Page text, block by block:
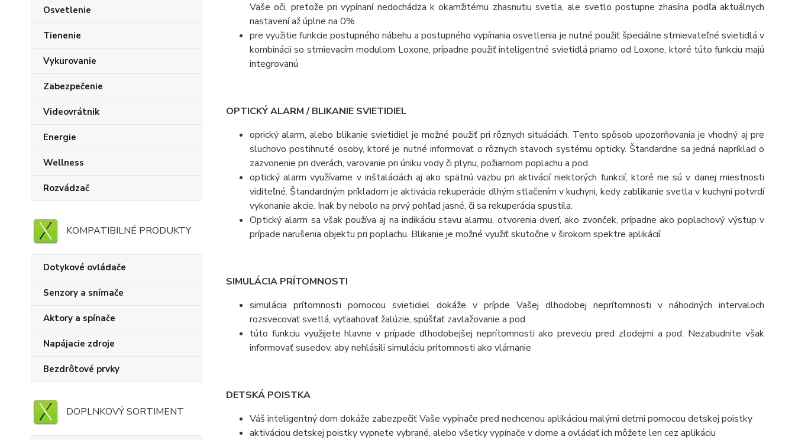
Osvetlenie
Tienenie
Vykurovanie
Zabezpečenie
Videovrátnik
Energie
Wellness
Rozvádzač
KOMPATIBILNÉ PRODUKTY
Dotykové ovládače
Senzory a snímače
Aktory a spínače
Napájacie zdroje
Bezdrôtové prvky
DOPLNKOVÝ SORTIMENT
Vaše oči, pretože pri vypínaní nedochádza k okamžitému zhasnutiu svetla, ale svetlo postupne zhasína podľa aktuálnych
nastavení až úplne na 0%
pre využitie funkcie postupného nábehu a postupného vypínania osvetlenia je nutné použiť špeciálne stmievateľné svietidlá v
kombinácii so stmievacím modulom Loxone, prípadne použiť inteligentné svietidlá priamo od Loxone, ktoré túto funkciu majú
integrovanú
OPTICKÝ ALARM / BLIKANIE SVIETIDIEL
oprický alarm, alebo blikanie svietidiel je možné použiť pri rôznych situáciách. Tento spôsob upozorňovania je vhodný aj pre
sluchovo postihnuté osoby, ktoré je nutné informovať o rôznych stavoch systému opticky. Štandardne sa jedná napríklad o
zazvonenie pri dverách, varovanie pri úniku vody či plynu, požiarnom poplachu a pod.
optický alarm využívame v inštaláciách aj ako spätnú väzbu pri aktivácií niektorých funkcií, ktoré nie sú v danej miestnosti
viditeľné. Štandardným príkladom je aktivácia rekuperácie dlhým stlačením v kuchyni, kedy zablikanie svetla v kuchyni potvrdí
vykonanie akcie. Inak by nebolo na prvý pohľad jasné, či sa rekuperácia spustila.
Optický alarm sa však používa aj na indikáciu stavu alarmu, otvorenia dverí, ako zvonček, prípadne ako poplachový výstup v
prípade narušenia objektu pri poplachu. Blikanie je možné využiť skutočne v širokom spektre aplikácií.
SIMULÁCIA PRÍTOMNOSTI
simulácia prítomnosti pomocou svietidiel dokáže v prípde Vašej dlhodobej neprítomnosti v náhodných intervaloch
rozsvecovať svetlá, vyťaahovať žalúzie, spúšťať zavlažovanie a pod.
túto funkciu využijete hlavne v prípade dlhodobejšej neprítomnosti ako preveciu pred zlodejmi a pod. Nezabudnite však
informovať susedov, aby nehlásili simuláciu prítomnosti ako vlámanie
DETSKÁ POISTKA
Váš inteligentný dom dokáže zabezpečiť Vaše vypínače pred nechcenou aplikáciou malými deťmi pomocou detskej poistky
aktiváciou detskej poistky vypnete vybrané, alebo všetky vypínače v dome a ovládať ich môžete len cez aplikáciu